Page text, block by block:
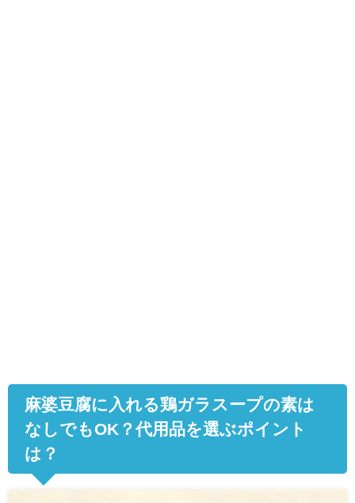
麻婆豆腐に入れる鶏ガラスープの素は
なしでもOK ？代用品を選ぶポイント
は？